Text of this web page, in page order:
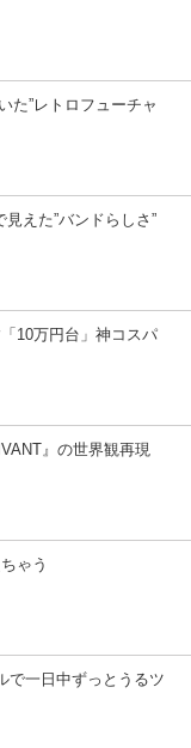
た”レトロフューチャ
えた”バンドらしさ”
10万円台」神コスパ
』の世界観再現
ゃう
で一日中ずっとうるツ